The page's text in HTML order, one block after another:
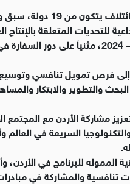
وذكر الرفاعي أن المجلس،
للتحديات المتعلقة بالإنتاج
منطقة حوض المتوسط للفترة ما بين 2018 –
فرص تمويل تنافسي وتوسيع
والتطوير والابتكار
مشاركة الأردن مع
السريعة في العالم
المموله للبرنامج في
تنافسية والمشاركة في